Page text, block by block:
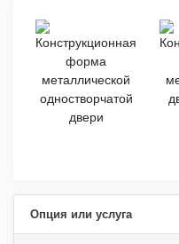
Опция или услуга